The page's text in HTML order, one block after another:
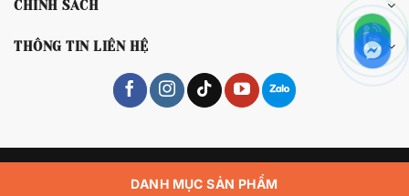
CHÍNH SÁCH
THÔNG TIN LIÊN HỆ
Copyright 2026 © Siêu Thị Thế Giới Nội Thất
DANH MỤC SẢN PHẨM